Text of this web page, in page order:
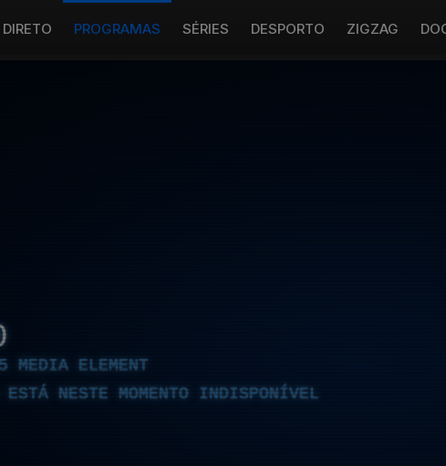
DIRETO PROGRAMAS SÉRIES DESPORTO ZIGZAG
MEDIA ELEMENT
ESTÁ NESTE MOMENTO INDISPONÍVEL